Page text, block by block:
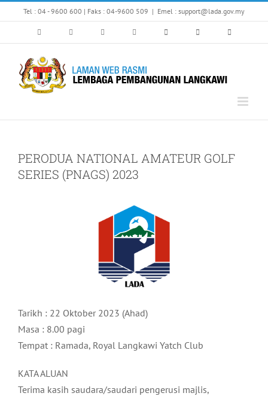
to
Tel : 04 - 9600 600 | Faks : 04-9600 509 | Emel : support@lada.gov.my
PERODUA NATIONAL AMATEUR GOLF
SERIES (PNAGS) 2023
Tarikh : 22 Oktober 2023 (Ahad)
Masa : 8.00 pagi
Tempat : Ramada, Royal Langkawi Yatch Club
KATA ALUAN
Terima kasih saudara/saudari pengerusi majlis,